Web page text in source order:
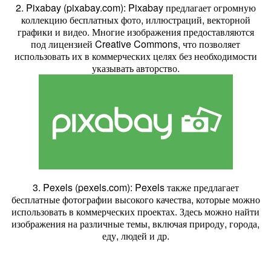
2. Pixabay (pixabay.com): Pixabay предлагает огромную
коллекцию бесплатных фото, иллюстраций, векторной
графики и видео. Многие изображения предоставляются
под лицензией Creative Commons, что позволяет
использовать их в коммерческих целях без необходимости
указывать авторство.
3. Pexels (pexels.com): Pexels также предлагает
бесплатные фотографии высокого качества, которые можно
использовать в коммерческих проектах. Здесь можно найти
изображения на различные темы, включая природу, города,
еду, людей и др.